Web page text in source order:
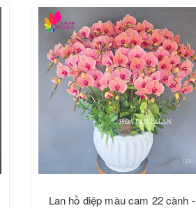
Lan hồ điệp màu cam 22 cành -